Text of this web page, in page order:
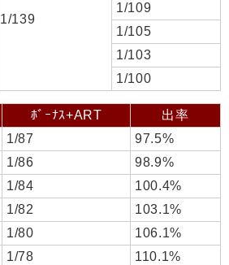
1/139
1/109
1/105
1/103
1/100
ﾎﾞｰﾅｽ+ART
出率
1/87
97.5%
1/86
98.9%
1/84
100.4%
1/82
103.1%
1/80
106.1%
1/78 110.1%